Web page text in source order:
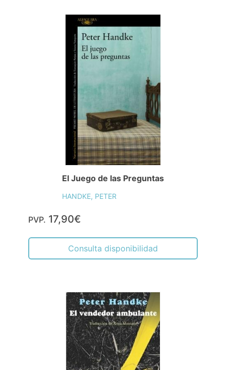
El Juego de las Preguntas
HANDKE, PETER
PVP. 17,90€
Consulta disponibilidad